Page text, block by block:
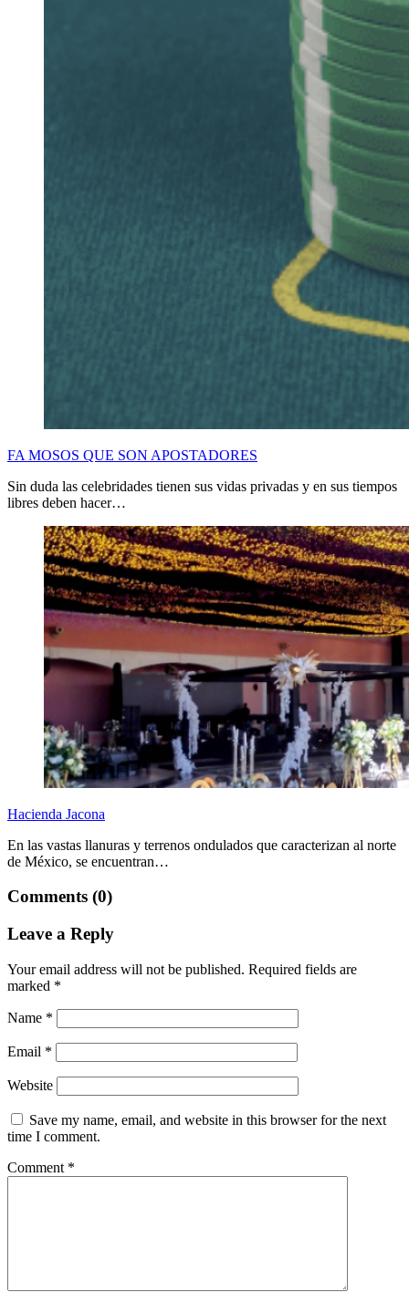
FA MOSOS QUE SON APOSTADORES
Sin duda las celebridades tienen sus vidas privadas y en sus tiempos
libres deben hacer…
Hacienda Jacona
En las vastas llanuras y terrenos ondulados que caracterizan al norte
de México, se encuentran…
Comments (0)
Leave a Reply
Your email address will not be published. Required fields are
marked *
Name *
Email *
Website
Save my name, email, and website in this browser for the next
time I comment.
Comment *